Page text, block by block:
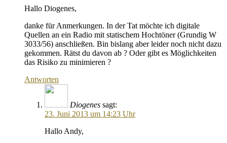
Hallo Diogenes,
danke für Anmerkungen. In der Tat möchte ich digitale
Quellen an ein Radio mit statischem Hochtöner (Grundig W
3033/56) anschließen. Bin bislang aber leider noch nicht dazu
gekommen. Rätst du davon ab ? Oder gibt es Möglichkeiten
das Risiko zu minimieren ?
Antworten
Diogenes sagt:
23. Juni 2013 um 14:23 Uhr
Hallo Andy,